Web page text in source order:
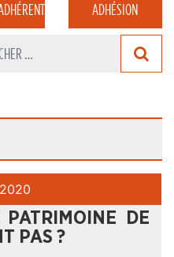
ADHÉSION
2020
DE
PAS ?